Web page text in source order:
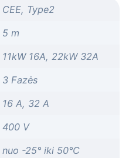
CEE, Type2
5 m
11kW 16A, 22kW 32A
3 Fazės
16 A, 32 A
400 V
nuo -25° iki 50°C